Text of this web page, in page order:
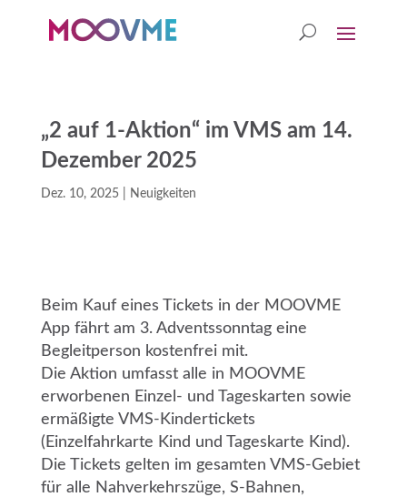
„2 auf 1-Aktion“ im VMS am 14.
Dezember 2025
Dez. 10, 2025| Neuigkeiten
Beim Kauf eines Tickets in der MOOVME
App fährt am 3. Adventssonntag eine
Begleitperson kostenfrei mit.
Die Aktion umfasst alle in MOOVME
erworbenen Einzel- und Tageskarten sowie
ermäßigte VMS-Kindertickets
(Einzelfahrkarte Kind und Tageskarte Kind).
Die Tickets gelten im gesamten VMS-Gebiet
für alle Nahverkehrszüge, S-Bahnen,